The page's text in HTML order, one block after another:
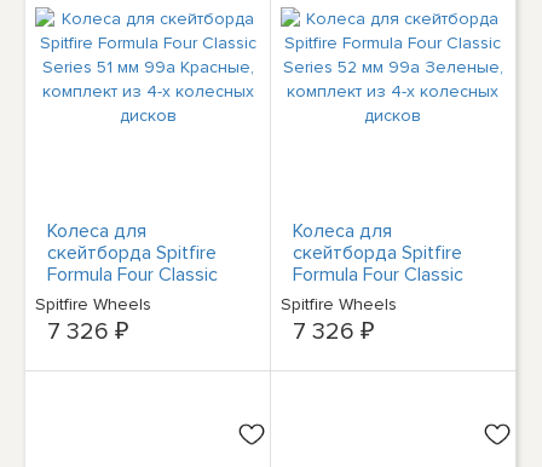
Колеса для
скейтборда Spitfire
Formula Four Classic
Series 51 мм 99a
Красные, комплект из
4-х колесных дисков
Spitfire Wheels
7 326 ₽
Колеса для
скейтборда Spitfire
Formula Four Classic
Series 52 мм 99a
Зеленые, комплект из
4-х колесных дисков
Spitfire Wheels
7 326 ₽